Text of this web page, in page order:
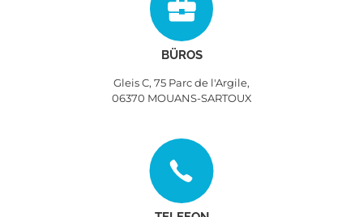
BÜROS
Gleis C, 75 Parc de l'Argile,
06370 MOUANS-SARTOUX